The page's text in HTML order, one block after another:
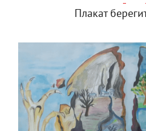
Плакат